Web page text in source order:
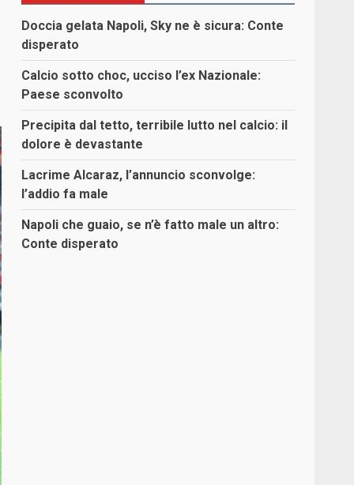
Doccia gelata Napoli, Sky ne è sicura: Conte
disperato
Calcio sotto choc, ucciso l’ex Nazionale:
Paese sconvolto
Precipita dal tetto, terribile lutto nel calcio: il
dolore è devastante
Lacrime Alcaraz, l’annuncio sconvolge:
l’addio fa male
Napoli che guaio, se n’è fatto male un altro:
Conte disperato